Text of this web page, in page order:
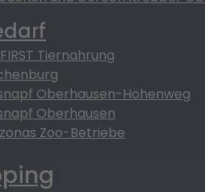
Tiernahrung
Oberhausen-Höhenweg
Oberhausen
Zoo-Betriebe